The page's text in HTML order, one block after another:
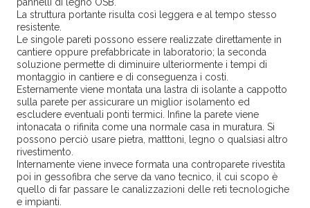
La struttura portante risulta così leggera e al tempo stesso
resistente.
Le singole pareti possono essere realizzate direttamente in
cantiere oppure prefabbricate in laboratorio; la seconda
soluzione permette di diminuire ulteriormente i tempi di
montaggio in cantiere e di conseguenza i costi.
Esternamente viene montata una lastra di isolante a cappotto
sulla parete per assicurare un miglior isolamento ed
escludere eventuali ponti termici. Infine la parete viene
intonacata o rifinita come una normale casa in muratura. Si
possono perciò usare pietra, matttoni, legno o qualsiasi altro
rivestimento.
Internamente viene invece formata una controparete rivestita
poi in gessofibra che serve da vano tecnico, il cui scopo è
quello di far passare le canalizzazioni delle reti tecnologiche
e impianti.